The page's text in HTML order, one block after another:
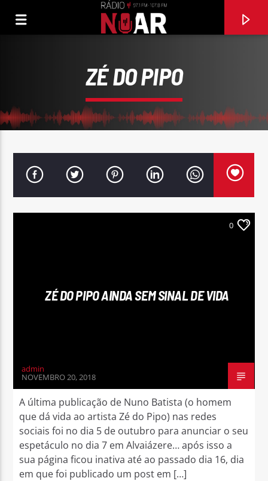
ZÉ DO PIPO
0
ZÉ DO PIPO AINDA SEM SINAL DE VIDA
admin
NOVEMBRO 20, 2018
A última publicação de Nuno Batista (o homem
que dá vida ao artista Zé do Pipo) nas redes
sociais foi no dia 5 de outubro para anunciar o seu
espetáculo no dia 7 em Alvaiázere… após isso a
sua página ficou inativa até ao passado dia 16, dia
em que foi publicado um post em […]